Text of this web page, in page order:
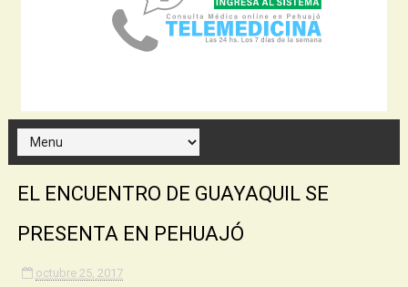
EL ENCUENTRO DE GUAYAQUIL SE
PRESENTA EN PEHUAJÓ
octubre 25, 2017